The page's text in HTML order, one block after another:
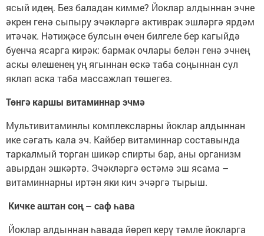
ясый идең. Без баладан кимме? Йоклар алдыннан эчне
әкрен генә сыпыру эчәкләргә активрак эшләргә ярдәм
итәчәк. Нәтиҗәсе булсын өчен билгеле бер кагыйдә
буенча ясарга кирәк: бармак очлары белән генә эчнең
аскы өлешенең уң ягыннан өскә таба соңыннан сул
яклап аска таба массажлап төшегез.
Төнгә каршы витаминнар эчмә
Мультивитаминлы комплексларны йоклар алдыннан
ике сәгать кала эч. Кайбер витаминнар составында
таркалмый торган шикәр спирты бар, аны организм
авырдан эшкәртә. Эчәкләргә өстәмә эш ясама –
витаминнарны иртән яки кич эчәргә тырыш.
Кичке аштан соң – саф һава
Йоклар алдыннан һавада йөреп керү тәмле йокларга